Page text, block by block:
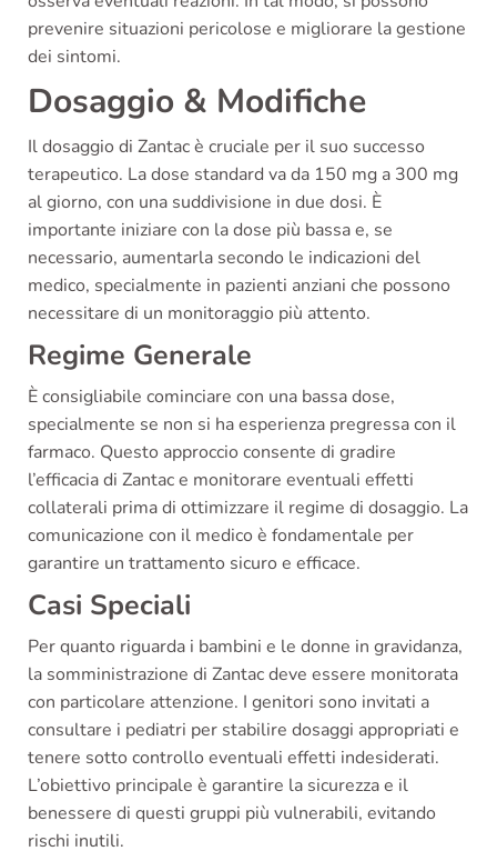
prevenire situazioni pericolose e migliorare la gestione
dei sintomi.
Dosaggio & Modifiche
Il dosaggio di Zantac è cruciale per il suo successo
terapeutico. La dose standard va da 150 mg a 300 mg
al giorno, con una suddivisione in due dosi. È
importante iniziare con la dose più bassa e, se
necessario, aumentarla secondo le indicazioni del
medico, specialmente in pazienti anziani che possono
necessitare di un monitoraggio più attento.
Regime Generale
È consigliabile cominciare con una bassa dose,
specialmente se non si ha esperienza pregressa con il
farmaco. Questo approccio consente di gradire
l’efficacia di Zantac e monitorare eventuali effetti
collaterali prima di ottimizzare il regime di dosaggio. La
comunicazione con il medico è fondamentale per
garantire un trattamento sicuro e efficace.
Casi Speciali
Per quanto riguarda i bambini e le donne in gravidanza,
la somministrazione di Zantac deve essere monitorata
con particolare attenzione. I genitori sono invitati a
consultare i pediatri per stabilire dosaggi appropriati e
tenere sotto controllo eventuali effetti indesiderati.
L’obiettivo principale è garantire la sicurezza e il
benessere di questi gruppi più vulnerabili, evitando
rischi inutili.